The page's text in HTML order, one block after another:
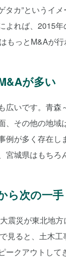
タカ”というイ
よれば、2015
もっとM&Aが
が多い
広いです。青
、その他の地
例が多く存在
宮城県はもちろ
ら次の一手
震災が東北地方
見ると、土木
ークアウトして